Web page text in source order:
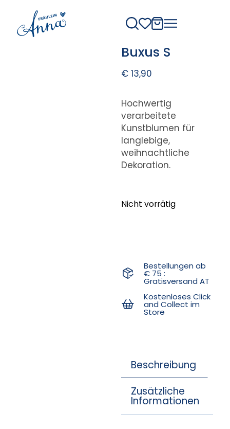
Buxus S
€13,90
Hochwertig
verarbeitete
Kunstblumen für
langlebige,
weihnachtliche
Dekoration.
Nicht vorrätig
Bestellungen ab
€ 75 :
Gratisversand AT
Kostenloses Click
and Collect im
Store
Beschreibung
Zusätzliche
Informationen